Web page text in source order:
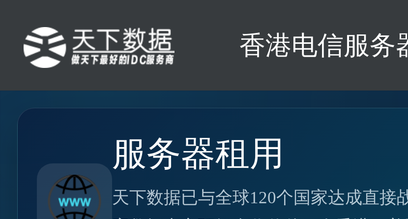
香港电信服务
服务器租用
天下数据已与全球120个国家达成直接